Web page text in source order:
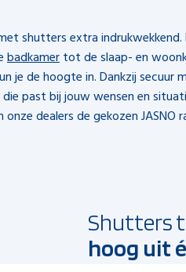
shutters extra
badkamertot de slaap- en
je de hoogte in. Dankzij secuur
die past bij jouw wensen en
dealers de gekozen JASNO
Shutters
hoog uit